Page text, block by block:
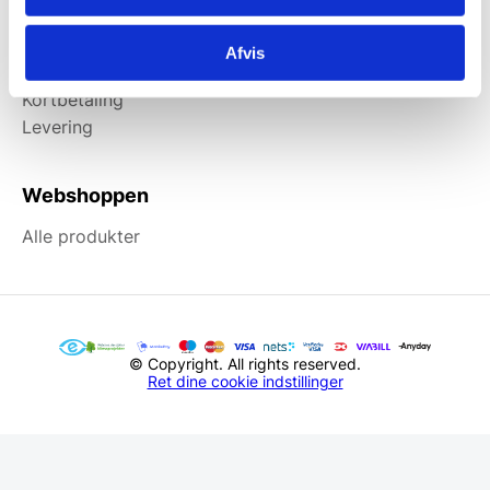
Afvis
Information
Kortbetaling
Levering
Webshoppen
Alle produkter
© Copyright. All rights reserved.
Ret dine cookie indstillinger